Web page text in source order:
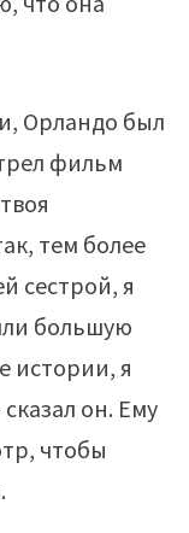
Орландо был
фильм
тем более
сестрой, я
большую
истории, я
он. Ему
чтобы